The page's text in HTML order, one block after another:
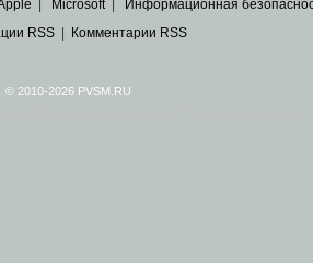
Microsoft| Информационная
RSS| Комментарии RSS
© 2010-2026 PVSM.RU